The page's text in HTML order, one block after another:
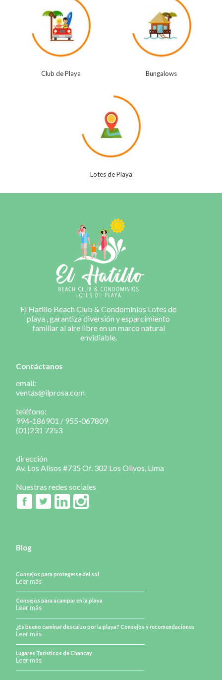
Club de Playa Bungalows
Lotes de Playa
El Hatillo Beach Club & Condominios Lotes de
playa , garantiza diversión y esparcimiento
familiar al aire libre en un marco natural
envidiable.
Contáctanos
email:
ventas@ilprosa.com
teléfono:
994-186901 / 955-067809
(01)231 7253
dirección
Av. Los Alisos #735 Of. 302 Los Olivos, Lima
Nuestras redes sociales
Blog
Consejos para protegerse del sol
Leer más
Consejos para acampar en la playa
Leer más
¿Es bueno caminar descalzo por la playa? Consejos y recomendaciones
Leer más
Lugares Turisticos de Chancay
Leer más